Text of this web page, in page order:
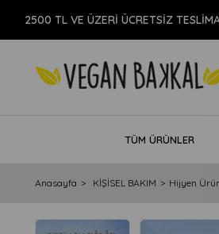
2500 TL VE ÜZERİ ÜCRETSİZ TESLİMAT
TÜM ÜRÜNLER
Anasayfa KİŞİSEL BAKIM Hijyen